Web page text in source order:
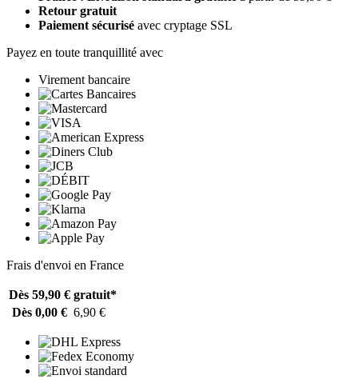
Retour gratuit
Paiement sécurisé avec cryptage SSL
Payez en toute tranquillité avec
Virement bancaire
Frais d'envoi en France
Dès 59,90 € gratuit*
Dès 0,00 € 6,90 €